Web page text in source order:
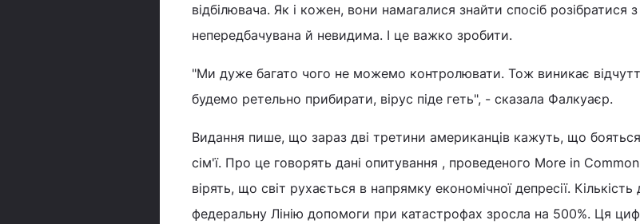
відбілювача. Як і кожен, вони намагалися знайти спосіб розібратися
непередбачувана й невидима. І це важко зробити.
"Ми дуже багато чого не можемо контролювати. Тож виникає
будемо ретельно прибирати, вірус піде геть", - сказала Фалкуаєр.
Видання пише, що зараз дві третини американців кажуть, що
сім'ї. Про це говорять дані опитування , проведеного More in Common
вірять, що світ рухається в напрямку економічної депресії. Кількість
федеральну Лінію допомоги при катастрофах зросла на 500%. Ця